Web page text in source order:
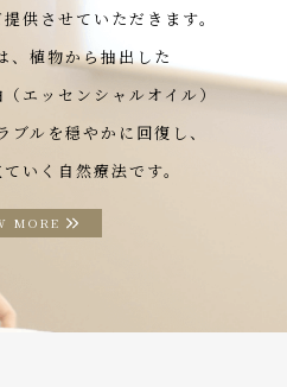
供させていただきます。
、植物から抽出した
エッセンシャルオイル）
ルを穏やかに回復し、
いく自然療法です。
MORE